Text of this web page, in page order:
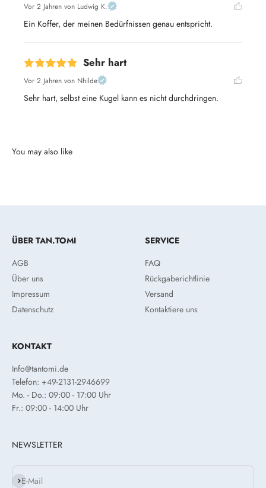
Vor 2 Jahren von Ludwig K.
Ein Koffer, der meinen Bedürfnissen genau entspricht.
Sehr hart
Vor 2 Jahren von Nhilde
Sehr hart, selbst eine Kugel kann es nicht durchdringen.
ÜBER TAN.TOMI
AGB
Über uns
Impressum
Datenschutz
SERVICE
FAQ
Rückgaberichtlinie
Versand
Kontaktiere uns
KONTAKT
Info@tantomi.de
Telefon: +49-2131-2946699
Mo. - Do.: 09:00 - 17:00 Uhr
Fr.: 09:00 - 14:00 Uhr
NEWSLETTER
E-Mail
Abonnieren